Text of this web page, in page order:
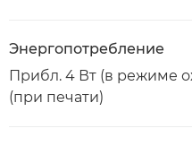
Энергопотребление
Прибл. 4 Вт (в режиме
(при печати)